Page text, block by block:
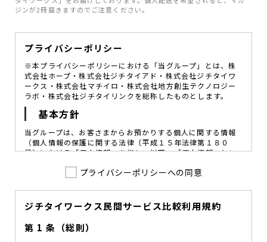
ジンが2冊届きますのでご注意ください。
プライバシーポリシー
※本プライバシーポリシーにおける「当グループ」とは、株
式会社ホープ・株式会社ジチタイアド・株式会社ジチタイワ
ークス・株式会社マチイロ・株式会社地方創生テクノロジー
ラボ・株式会社ジチタイリンクを総称したものとします。
基本方針
当グループは、お客さまからお預かりする個人に関する情報
（個人情報の保護に関する法律〔平成１５年法律第１８０
号〕における「個人情報」を指し、以下、「個人情報」とい
図ることが、重要な社会的責務であると考えております。
を定め、役員及び従業員に個人情報保護の重要性の認識と取
組みを徹底させることによって、個人情報の適切な取り扱い
に努めてまいります。
プライバシーポリシーへの同意
ジチタイワークス民間サービス比較利用規約
第 1 条（総則）